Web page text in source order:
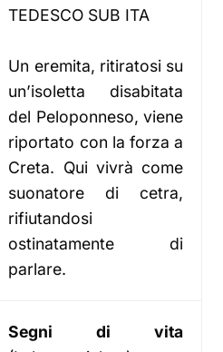
TEDESCO SUB ITA
Un eremita, ritiratosi su
un’isoletta disabitata
del Peloponneso, viene
riportato con la forza a
Creta. Qui vivrà come
suonatore di cetra,
rifiutandosi
ostinatamente di
parlare.
Segni di vita